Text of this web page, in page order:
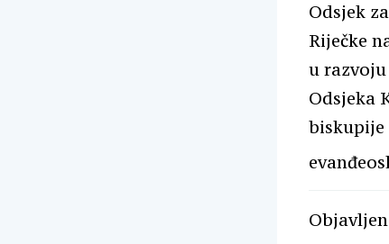
Odsjek
Riječke
u
Odsjeka
biskupije